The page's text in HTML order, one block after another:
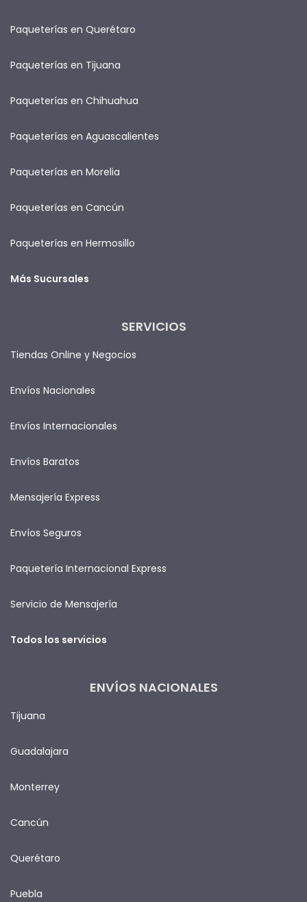
Paqueterías en Querétaro
Paqueterías en Tijuana
Paqueterías en Chihuahua
Paqueterías en Aguascalientes
Paqueterías en Morelia
Paqueterías en Cancún
Paqueterías en Hermosillo
Más Sucursales
SERVICIOS
Tiendas Online y Negocios
Envíos Nacionales
Envíos Internacionales
Envíos Baratos
Mensajería Express
Envíos Seguros
Paquetería Internacional Express
Servicio de Mensajería
Todos los servicios
ENVÍOS NACIONALES
Tijuana
Guadalajara
Monterrey
Cancún
Querétaro
Puebla